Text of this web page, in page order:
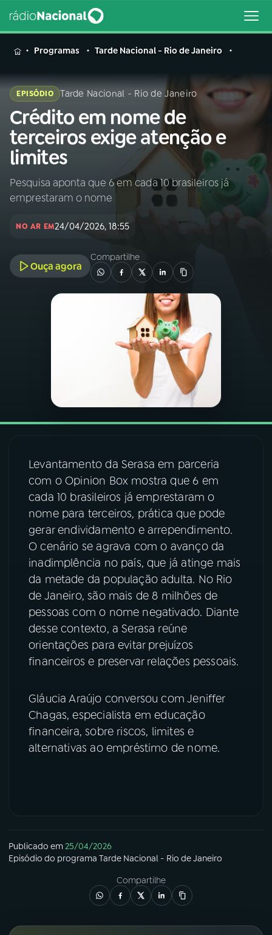
MENU
Buscar
na
Rádio
Nacional
Buscar
AO VIVO
INÍCIO
A RÁDIO
PROGRAMAÇÃO
06VIDEOCASTS
07ÚLTIMAS
08FESTIVAL DE MÚSICA
ACOMPANHE A RÁDIO NACIONAL
YouTube Facebook
Instagram X
TikTok
Programas Tarde Nacional - Rio de Janeiro
EPISÓDIO Tarde Nacional - Rio de Janeiro
Crédito em nome de
terceiros exige atenção e
limites
Pesquisa aponta que 6 em cada 10 brasileiros já
emprestaram o nome
NO AR EM24/04/2026, 18:55
Ouça agora
Compartilhe
Levantamento da Serasa em parceria
com o Opinion Box mostra que 6 em
cada 10 brasileiros já emprestaram o
nome para terceiros, prática que pode
gerar endividamento e arrependimento.
O cenário se agrava com o avanço da
inadimplência no país, que já atinge mais
da metade da população adulta. No Rio
de Janeiro, são mais de 8 milhões de
pessoas com o nome negativado. Diante
desse contexto, a Serasa reúne
orientações para evitar prejuízos
financeiros e preservar relações pessoais.
Gláucia Araújo conversou com Jeniffer
Chagas, especialista em educação
financeira, sobre riscos, limites e
alternativas ao empréstimo de nome.
Publicado em25/04/2026
Episódio do programa Tarde Nacional - Rio de Janeiro
Compartilhe